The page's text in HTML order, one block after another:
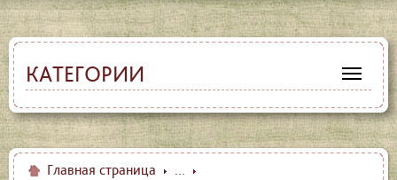
КАТЕГОРИИ
Главная страница
...